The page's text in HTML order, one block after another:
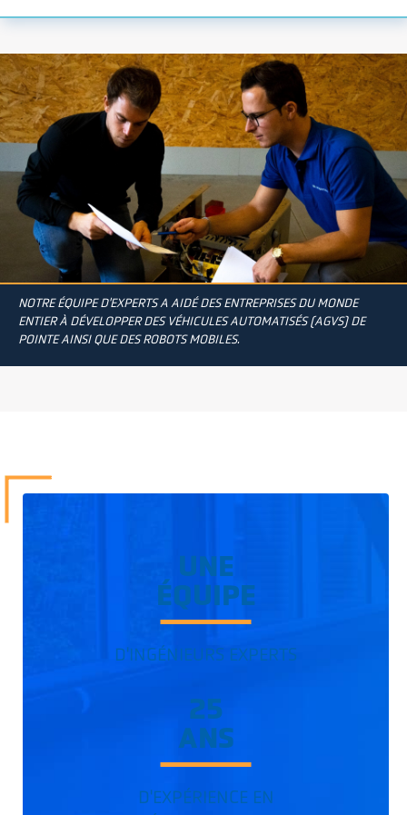
NOTRE ÉQUIPE D'EXPERTS A AIDÉ DES ENTREPRISES DU MONDE
ENTIER À DÉVELOPPER DES VÉHICULES AUTOMATISÉS (AGVS) DE
POINTE AINSI QUE DES ROBOTS MOBILES.
UNE
ÉQUIPE
D'INGÉNIEURS EXPERTS
25
ANS
D'EXPÉRIENCE EN